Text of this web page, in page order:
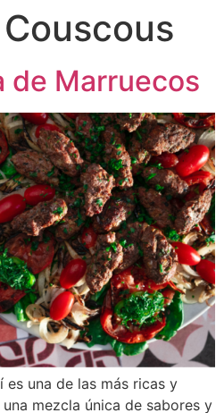
Couscous
de Marruecos
una de las más ricas y
mezcla única de sabores y